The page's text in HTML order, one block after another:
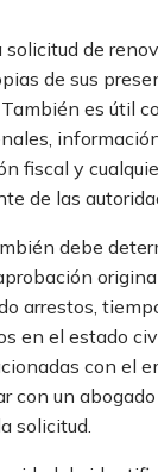
de
de sus
es útil
fiscal y
de las
debe
arrestos,
en el estado
con el
con un
solicitud.